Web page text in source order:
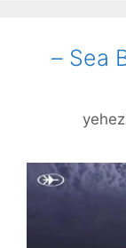
אלי בר און: טיל ה- Sea Breaker –